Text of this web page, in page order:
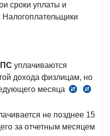
сроки уплаты и
Налогоплательщики
уплачиваются
дохода физлицам, но
месяца
п.
ч.
1
НК
не позднее 15
за отчетным месяцем